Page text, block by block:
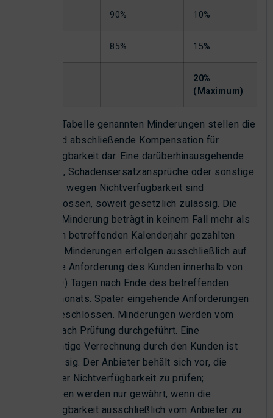
90% 10%
85% 15%
20%
(Maximum)
Die in der Tabelle genannten Minderungen stellen die
einzige und abschließende Kompensation für
Nichtverfügbarkeit dar. Eine darüberhinausgehende
Minderung, Schadensersatzansprüche oder sonstige
Ansprüche wegen Nichtverfügbarkeit sind
ausgeschlossen, soweit gesetzlich zulässig. Die
maximale Minderung beträgt in keinem Fall mehr als
20% der im betreffenden Kalenderjahr gezahlten
Vergütung.Minderungen erfolgen ausschließlich auf
schriftliche Anforderung des Kunden innerhalb von
dreißig (30) Tagen nach Ende des betreffenden
Kalendermonats. Später eingehende Anforderungen
sind ausgeschlossen. Minderungen werden vom
Anbieter nach Prüfung durchgeführt. Eine
eigenmächtige Verrechnung durch den Kunden ist
nicht zulässig. Der Anbieter behält sich vor, die
Ursache der Nichtverfügbarkeit zu prüfen;
Minderungen werden nur gewährt, wenn die
Nichtverfügbarkeit ausschließlich vom Anbieter zu